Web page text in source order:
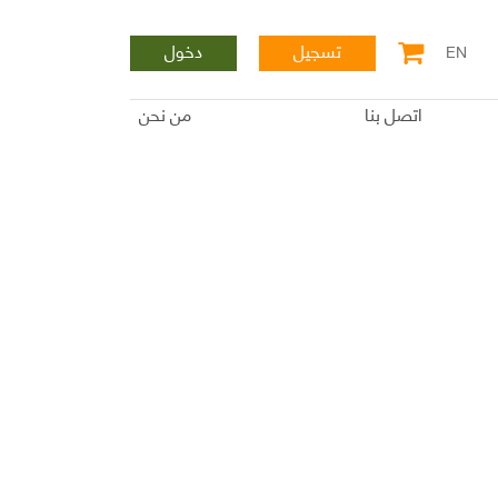
EN تسجيل
دخول
اتصل بنا من نحن